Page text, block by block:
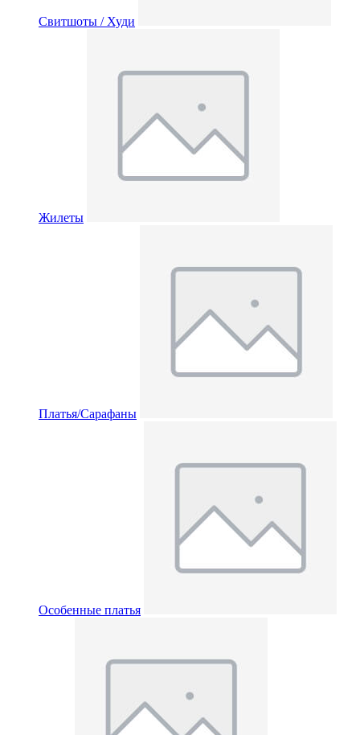
Свитшоты / Худи
Жилеты
Платья/Сарафаны
Особенные платья